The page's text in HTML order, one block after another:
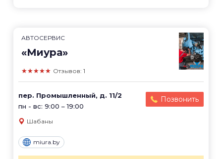
АВТОСЕРВИС
«Миура»
★★★★★ Отзывов: 1
пер. Промышленный, д. 11/2
пн - вс: 9:00 – 19:00
Позвонить
Шабаны
miura.by